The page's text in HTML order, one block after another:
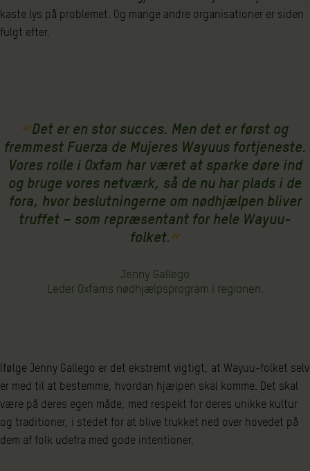
kaste lys på problemet. Og mange andre organisationer er siden
fulgt efter.
Det er en stor succes. Men det er først og
fremmest Fuerza de Mujeres Wayuus fortjeneste.
Vores rolle i Oxfam har været at sparke døre ind
og bruge vores netværk, så de nu har plads i de
fora, hvor beslutningerne om nødhjælpen bliver
truffet – som repræsentant for hele Wayuu-
folket.
Jenny Gallego
Leder Oxfams nødhjælpsprogram i regionen.
Ifølge Jenny Gallego er det ekstremt vigtigt, at Wayuu-folket selv
er med til at bestemme, hvordan hjælpen skal komme. Det skal
være på deres egen måde, med respekt for deres unikke kultur
og traditioner, i stedet for at blive trukket ned over hovedet på
dem af folk udefra med gode intentioner.